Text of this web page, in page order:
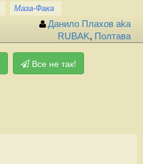
Маза-Фака
Данило Плахов aka
RUBAK, Полтава
Все не так!